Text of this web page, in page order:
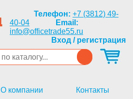
Телефон: +7 (3812) 49-
40-04
Email:
info@officetrade55.ru
Вход / регистрация
О компании Контакты